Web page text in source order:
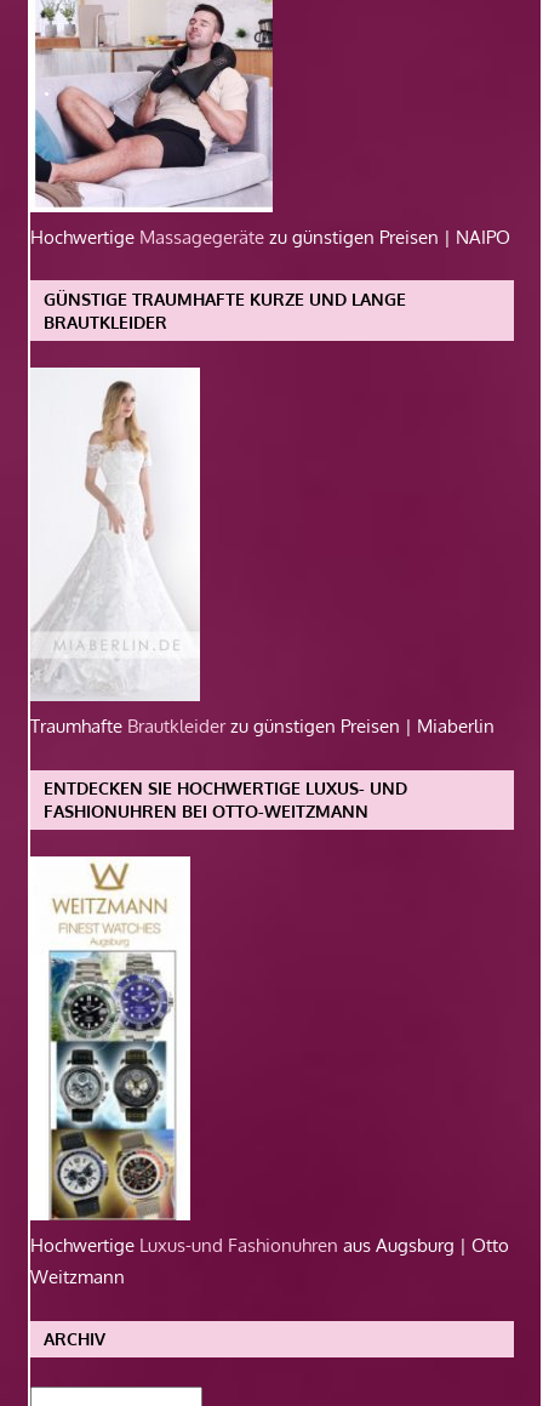
Hochwertige Massagegeräte zu günstigen Preisen | NAIPO
GÜNSTIGE TRAUMHAFTE KURZE UND LANGE
BRAUTKLEIDER
Traumhafte Brautkleiderzu günstigen Preisen | Miaberlin
ENTDECKEN SIE HOCHWERTIGE LUXUS- UND
FASHIONUHREN BEI OTTO-WEITZMANN
Hochwertige Luxus-und Fashionuhren aus Augsburg | Otto
Weitzmann
ARCHIV